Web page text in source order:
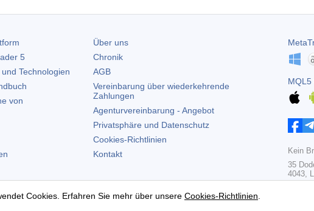
5
Technologien
von
Über uns
Chronik
AGB
Vereinbarung über wiederkehrende
Zahlungen
Agenturvereinbarung - Angebot
Privatsphäre und Datenschutz
Cookies-Richtlinien
Kontakt
MQL5
Kein
35
4043,
Cookies. Erfahren Sie mehr über unsere Cookies-Richtlinien